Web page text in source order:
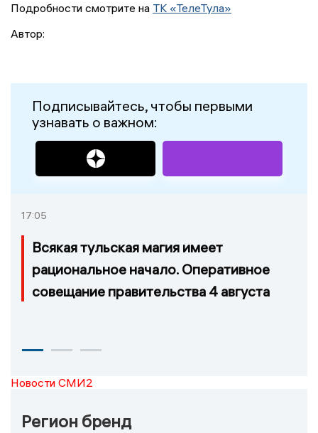
Подробности смотрите на ТК «ТелеТула»
Автор:
Подписывайтесь, чтобы первыми
узнавать о важном:
17:05
Всякая тульская магия имеет
рациональное начало. Оперативное
совещание правительства 4 августа
Новости СМИ2
Регион бренд